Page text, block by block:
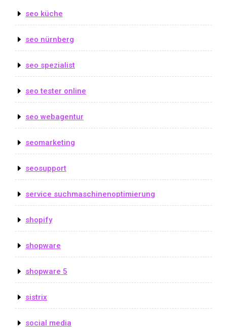
seo küche
seo nürnberg
seo spezialist
seo tester online
seo webagentur
seomarketing
seosupport
service suchmaschinenoptimierung
shopify
shopware
shopware 5
sistrix
social media